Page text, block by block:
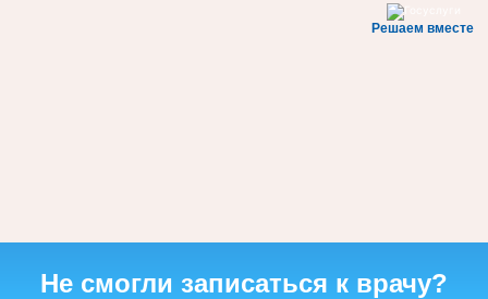
Решаем вместе
Не смогли записаться к врачу?